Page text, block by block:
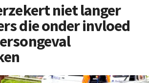
niet langer
die onder invloed